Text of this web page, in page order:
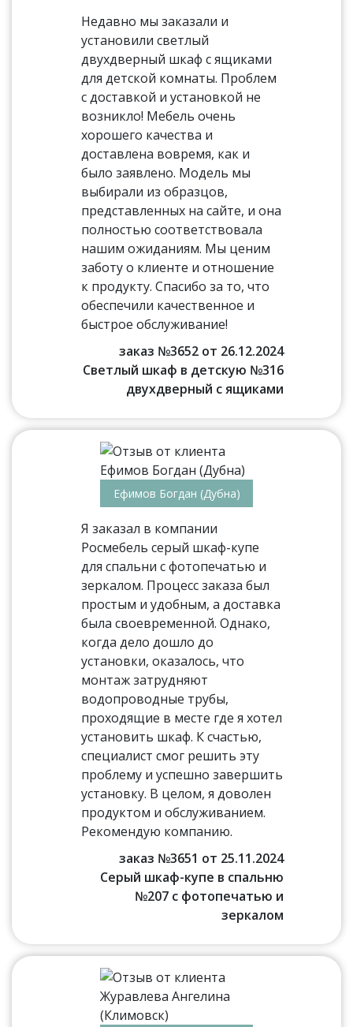
Недавно мы заказали и
установили светлый
двухдверный шкаф с ящиками
для детской комнаты. Проблем
с доставкой и установкой не
возникло! Мебель очень
хорошего качества и
доставлена вовремя, как и
было заявлено. Модель мы
выбирали из образцов,
представленных на сайте, и она
полностью соответствовала
нашим ожиданиям. Мы ценим
заботу о клиенте и отношение
к продукту. Спасибо за то, что
обеспечили качественное и
быстрое обслуживание!
заказ №3652 от 26.12.2024
Светлый шкаф в детскую №316
двухдверный с ящиками
Ефимов Богдан (Дубна)
Я заказал в компании
Росмебель серый шкаф-купе
для спальни с фотопечатью и
зеркалом. Процесс заказа был
простым и удобным, а доставка
была своевременной. Однако,
когда дело дошло до
установки, оказалось, что
монтаж затрудняют
водопроводные трубы,
проходящие в месте где я хотел
установить шкаф. К счастью,
специалист смог решить эту
проблему и успешно завершить
установку. В целом, я доволен
продуктом и обслуживанием.
Рекомендую компанию.
заказ №3651 от 25.11.2024
Серый шкаф-купе в спальню
№207 с фотопечатью и
зеркалом